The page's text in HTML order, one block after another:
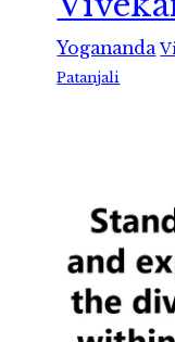
Yogananda
Patanjali